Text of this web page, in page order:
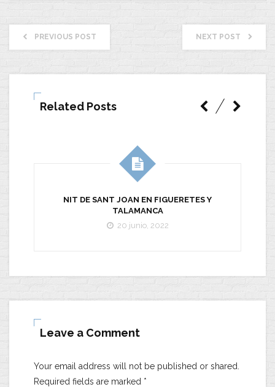
PREVIOUS POST NEXT POST
Related Posts
NIT DE SANT JOAN EN FIGUERETES Y
TALAMANCA
20 junio, 2022
Leave a Comment
Your email address will not be published or shared.
Required fields are marked *